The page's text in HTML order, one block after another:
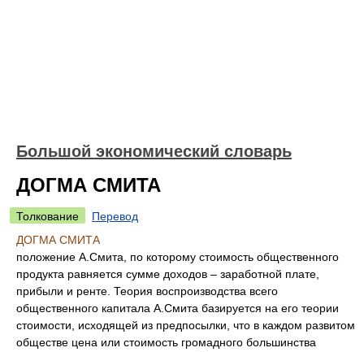
Большой экономический словарь
ДОГМА СМИТА
Толкование
Перевод
ДОГМА СМИТА
положение А.Смита, по которому стоимость общественного
продукта равняется сумме доходов – заработной плате,
прибыли и ренте. Теория воспроизводства всего
общественного капитала А.Смита базируется на его теории
стоимости, исходящей из предпосылки, что в каждом развитом
обществе цена или стоимость громадного большинства